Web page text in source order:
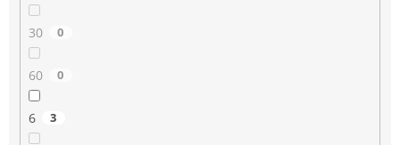
30 0
60 0
6 3